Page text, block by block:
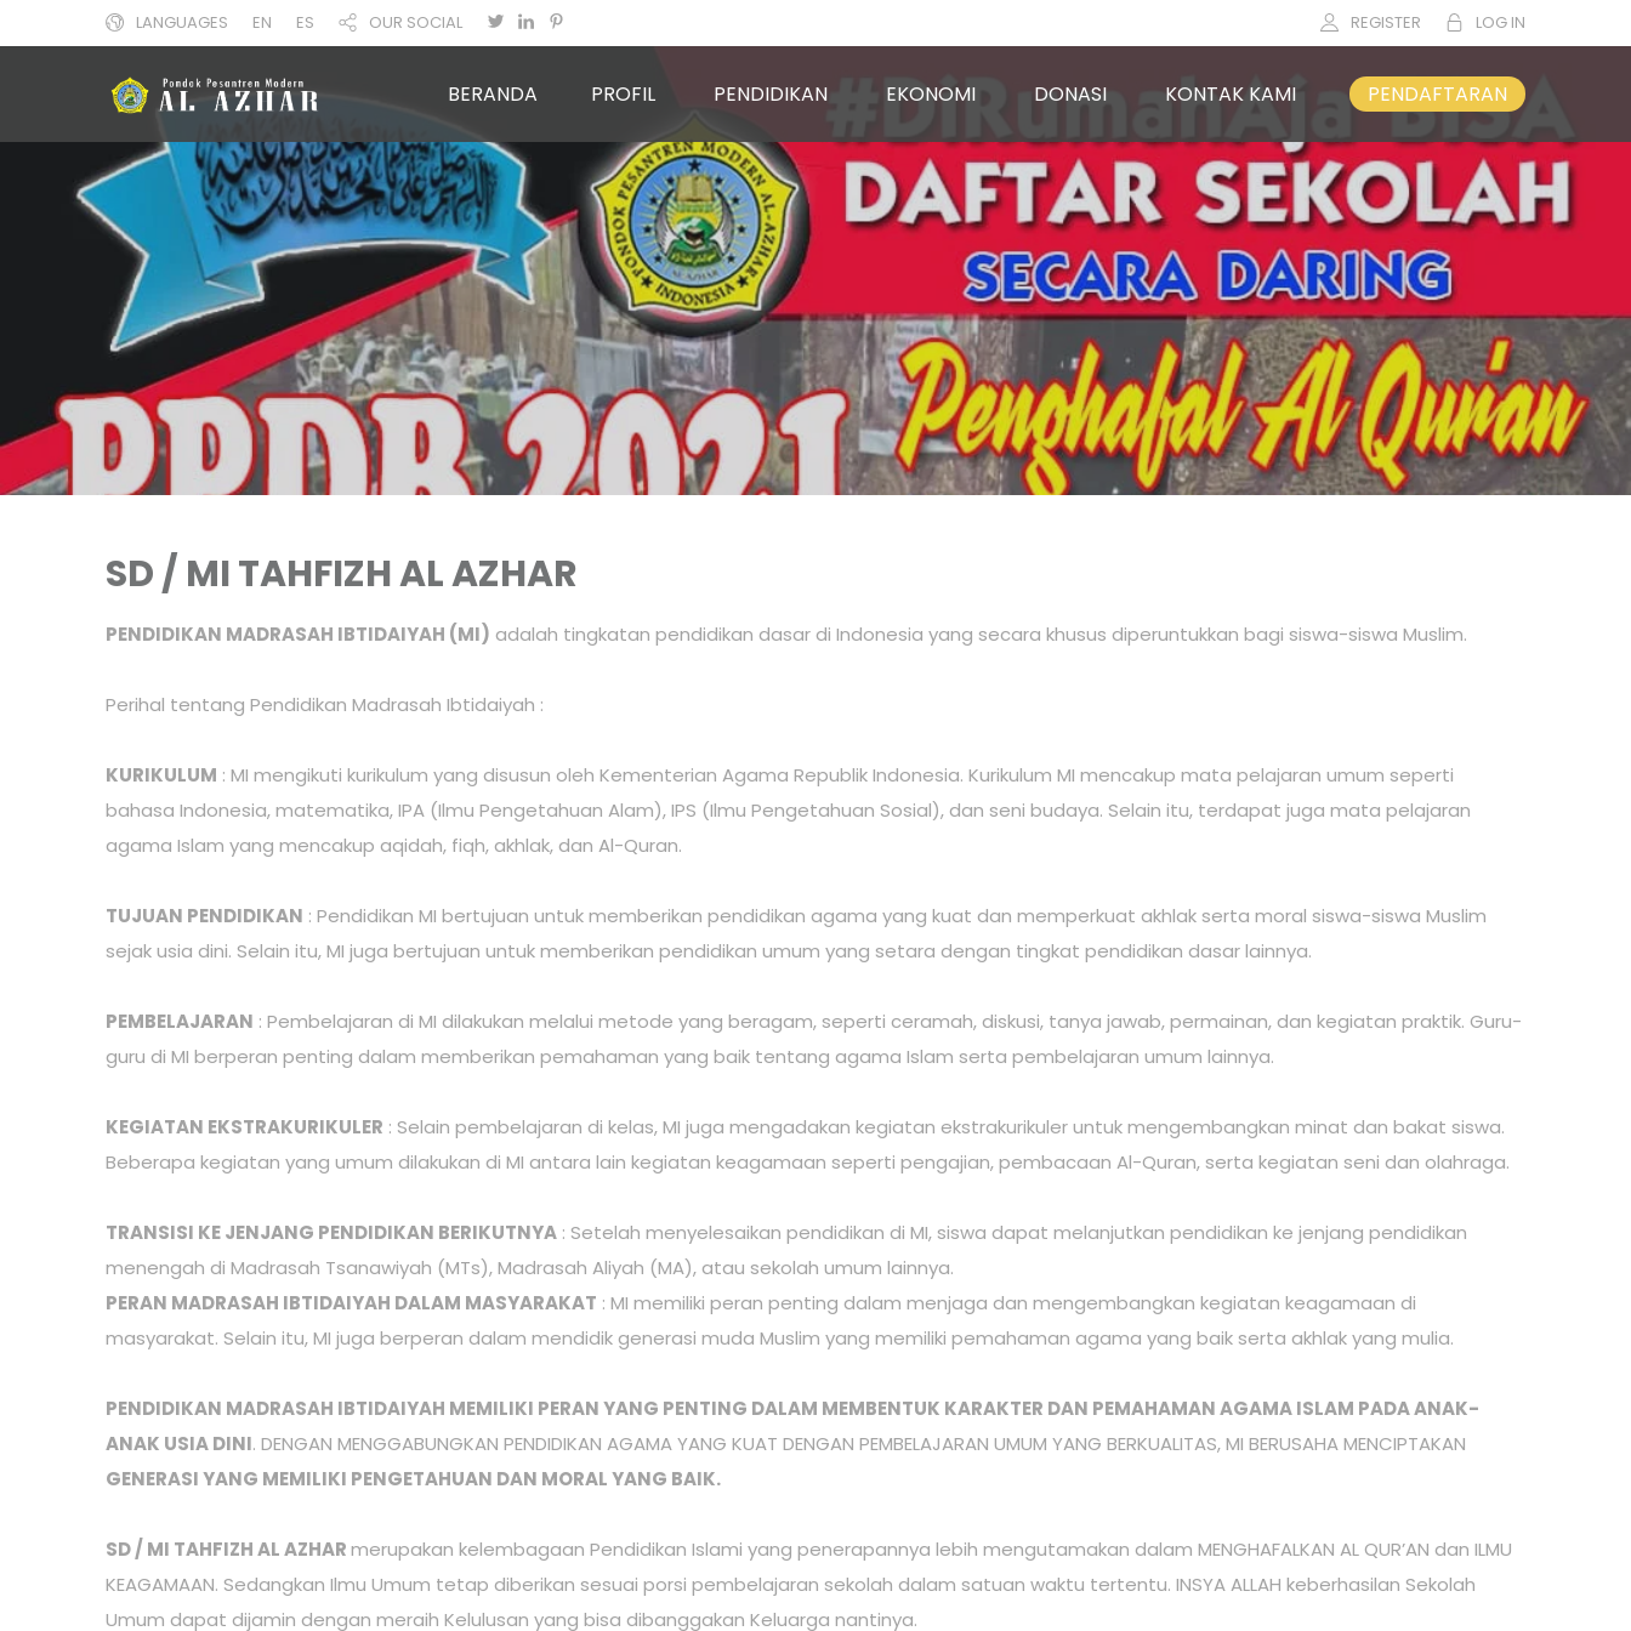
LANGUAGES EN ES OUR SOCIAL LOG IN
REGISTER
BERANDA PROFIL PENDIDIKAN EKONOMI DONASI KONTAK KAMI PENDAFTARAN
SD / MI TAHFIZH AL AZHAR
PENDIDIKAN MADRASAH IBTIDAIYAH (MI) adalah tingkatan pendidikan dasar di Indonesia yang secara khusus diperuntukkan bagi siswa-siswa Muslim.
Perihal tentang Pendidikan Madrasah Ibtidaiyah :
KURIKULUM : MI mengikuti kurikulum yang disusun oleh Kementerian Agama Republik Indonesia. Kurikulum MI mencakup mata pelajaran umum seperti
bahasa Indonesia, matematika, IPA (Ilmu Pengetahuan Alam), IPS (Ilmu Pengetahuan Sosial), dan seni budaya. Selain itu, terdapat juga mata pelajaran
agama Islam yang mencakup aqidah, fiqh, akhlak, dan Al-Quran.
TUJUAN PENDIDIKAN : Pendidikan MI bertujuan untuk memberikan pendidikan agama yang kuat dan memperkuat akhlak serta moral siswa-siswa Muslim
sejak usia dini. Selain itu, MI juga bertujuan untuk memberikan pendidikan umum yang setara dengan tingkat pendidikan dasar lainnya.
PEMBELAJARAN : Pembelajaran di MI dilakukan melalui metode yang beragam, seperti ceramah, diskusi, tanya jawab, permainan, dan kegiatan praktik. Guru-
guru di MI berperan penting dalam memberikan pemahaman yang baik tentang agama Islam serta pembelajaran umum lainnya.
KEGIATAN EKSTRAKURIKULER : Selain pembelajaran di kelas, MI juga mengadakan kegiatan ekstrakurikuler untuk mengembangkan minat dan bakat siswa.
Beberapa kegiatan yang umum dilakukan di MI antara lain kegiatan keagamaan seperti pengajian, pembacaan Al-Quran, serta kegiatan seni dan olahraga.
TRANSISI KE JENJANG PENDIDIKAN BERIKUTNYA : Setelah menyelesaikan pendidikan di MI, siswa dapat melanjutkan pendidikan ke jenjang pendidikan
menengah di Madrasah Tsanawiyah (MTs), Madrasah Aliyah (MA), atau sekolah umum lainnya.
PERAN MADRASAH IBTIDAIYAH DALAM MASYARAKAT : MI memiliki peran penting dalam menjaga dan mengembangkan kegiatan keagamaan di
masyarakat. Selain itu, MI juga berperan dalam mendidik generasi muda Muslim yang memiliki pemahaman agama yang baik serta akhlak yang mulia.
PENDIDIKAN MADRASAH IBTIDAIYAH MEMILIKI PERAN YANG PENTING DALAM MEMBENTUK KARAKTER DAN PEMAHAMAN AGAMA ISLAM PADA ANAK-
ANAK USIA DINI. DENGAN MENGGABUNGKAN PENDIDIKAN AGAMA YANG KUAT DENGAN PEMBELAJARAN UMUM YANG BERKUALITAS, MI BERUSAHA MENCIPTAKAN
GENERASI YANG MEMILIKI PENGETAHUAN DAN MORAL YANG BAIK.
SD / MI TAHFIZH AL AZHARmerupakan kelembagaan Pendidikan Islami yang penerapannya lebih mengutamakan dalam MENGHAFALKAN AL QUR’AN dan ILMU
KEAGAMAAN. Sedangkan Ilmu Umum tetap diberikan sesuai porsi pembelajaran sekolah dalam satuan waktu tertentu. INSYA ALLAH keberhasilan Sekolah
Umum dapat dijamin dengan meraih Kelulusan yang bisa dibanggakan Keluarga nantinya.